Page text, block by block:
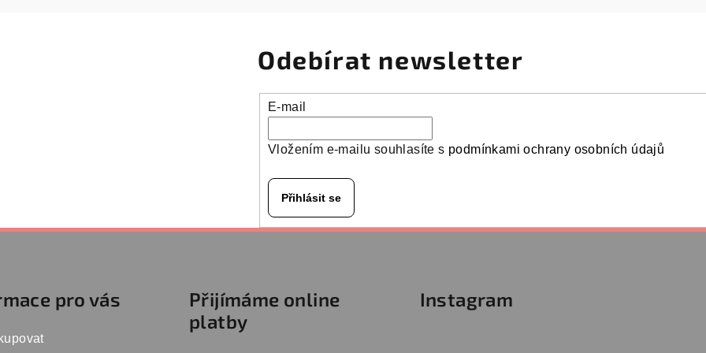
Odebírat newsletter
E-mail
Vložením e-mailu souhlasíte s podmínkami ochrany osobních údajů
Přihlásit se
pro vás
Přijímáme online
platby
Instagram